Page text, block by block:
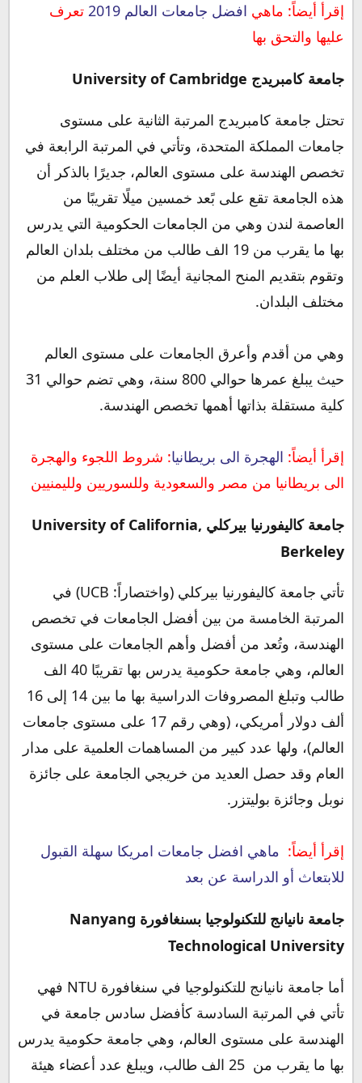
إقرأ أيضاً: ماهي افضل جامعات العالم 2019
تعرف
عليها والتحق بها
جامعة كامبريدج University of Cambridge
تحتل جامعة كامبريدج المرتبة الثانية على مستوى
جامعات المملكة المتحدة، وتأتي في المرتبة الرابعة في
تخصص الهندسة على مستوى العالم، جديرًا بالذكر أن
هذه الجامعة تقع على بًعد خمسين ميلًا تقريبًا من
العاصمة لندن وهي من الجامعات الحكومية التي يدرس
بها ما يقرب من 19 الف طالب من مختلف بلدان العالم
وتقوم بتقديم المنح المجانية أيضًا إلى طلاب العلم من
مختلف البلدان.
وهي من أقدم وأعرق الجامعات على مستوى العالم
حيث يبلغ عمرها حوالي 800 سنة، وهي تضم حوالي 31
كلية مستقلة بذاتها أهمها تخصص الهندسة.
إقرأ أيضاً: الهجرة الى بريطانيا: شروط اللجوء والهجرة
الى بريطانيا من مصر والسعودية وللسوريين ولليمنيين
جامعة كاليفورنيا بيركلي University of California,
Berkeley
تأتي جامعة كاليفورنيا بيركلي (واختصاراً: UCB) في
المرتبة الخامسة من بين أفضل الجامعات في تخصص
الهندسة، وتُعد من أفضل وأهم الجامعات على مستوى
العالم، وهي جامعة حكومية يدرس بها تقريبًا 40 الف
طالب وتبلغ المصروفات الدراسية بها ما بين 14 إلى 16
ألف دولار أمريكي، (وهي رقم 17 على مستوى جامعات
العالم)، ولها عدد كبير من المساهمات العلمية على مدار
العام وقد حصل العديد من خريجي الجامعة على جائزة
نوبل وجائزة بوليتزر.
إقرأ أيضاً: ماهي افضل جامعات امريكا سهلة القبول
للابتعاث أو الدراسة عن بعد
جامعة نانيانج للتكنولوجيا بسنغافورة Nanyang
Technological University
أما جامعة نانيانج للتكنولوجيا في سنغافورة NTU فهي
تأتي في المرتبة السادسة كأفضل سادس جامعة في
الهندسة على مستوى العالم، وهي جامعة حكومية يدرس
بها ما يقرب من 25 الف طالب، ويبلغ عدد أعضاء هيئة